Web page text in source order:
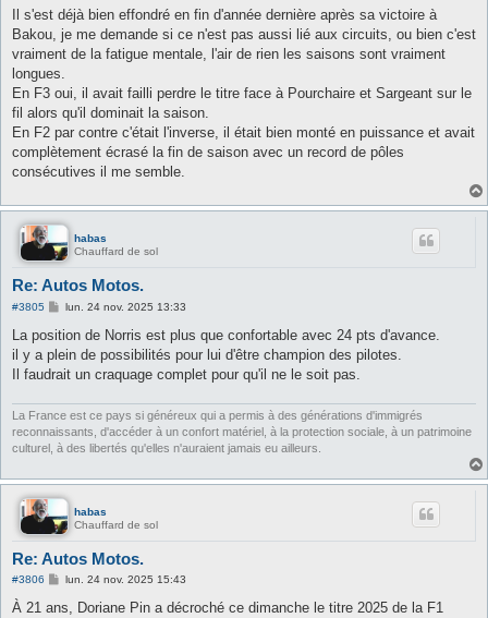
Il s'est déjà bien effondré en fin d'année dernière après sa victoire à
Bakou, je me demande si ce n'est pas aussi lié aux circuits, ou bien c'est
vraiment de la fatigue mentale, l'air de rien les saisons sont vraiment
longues.
En F3 oui, il avait failli perdre le titre face à Pourchaire et Sargeant sur le
fil alors qu'il dominait la saison.
En F2 par contre c'était l'inverse, il était bien monté en puissance et avait
complètement écrasé la fin de saison avec un record de pôles
consécutives il me semble.
habas
Chauffard de sol
Re: Autos Motos.
#3805
M
s
a
g
lun. 24 nov. 2025 13:33
La position de Norris est plus que confortable avec 24 pts d'avance.
il y a plein de possibilités pour lui d'être champion des pilotes.
Il faudrait un craquage complet pour qu'il ne le soit pas.
La France est ce pays si généreux qui a permis à des générations d'immigrés
reconnaissants, d'accéder à un confort matériel, à la protection sociale, à un patrimoine
culturel, à des libertés qu'elles n'auraient jamais eu ailleurs.
habas
Chauffard de sol
Re: Autos Motos.
#3806
M
s
lun. 24 nov. 2025 15:43
À 21 ans, Doriane Pin a décroché ce dimanche le titre 2025 de la F1